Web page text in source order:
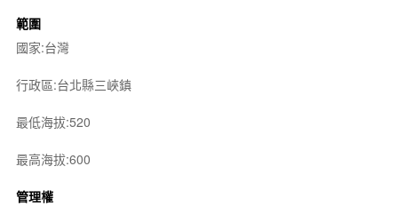
範圍
國家:台灣
行政區:台北縣三峽鎮
最低海拔:520
最高海拔:600
管理權